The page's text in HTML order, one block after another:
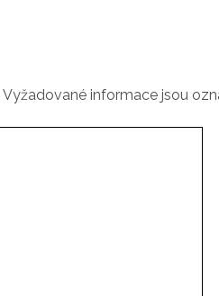
Vyžadované informace jsou